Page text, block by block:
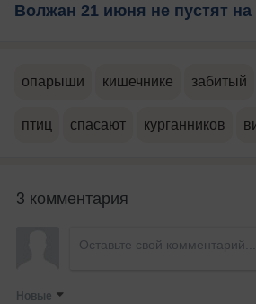
Волжан 21 июня не пустят на
опарыши кишечнике забитый
птиц спасают курганников
3 комментария
Новые